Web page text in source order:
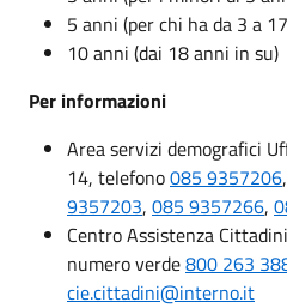
5 anni (per chi ha da 3 a
10 anni (dai 18 anni in su)
Per informazioni
Area servizi demografici
14, telefono085 9357206,
9357203, 085 9357266,
Centro Assistenza
numero verde800 263
cie.cittadini@interno.it